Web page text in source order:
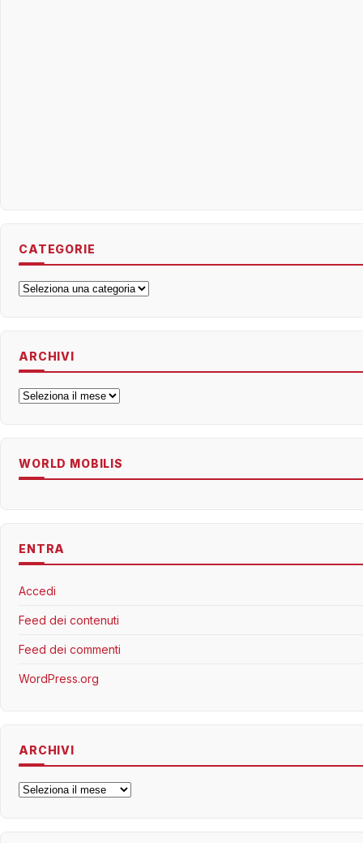
CATEGORIE
Categorie
ARCHIVI
Archivi
WORLD MOBILIS
ENTRA
Accedi
Feed dei contenuti
Feed dei commenti
WordPress.org
ARCHIVI
Archivi